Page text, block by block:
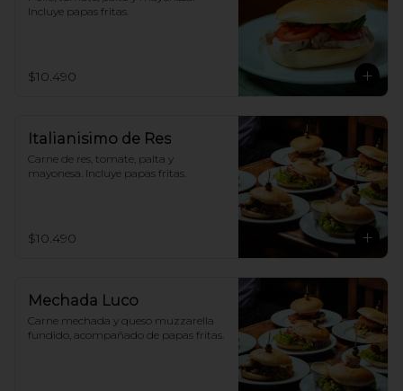
Incluye papas fritas.
$10.490
Italianisimo de Res
Carne de res, tomate, palta y
mayonesa. Incluye papas fritas.
$10.490
Mechada Luco
Carne mechada y queso muzzarella
fundido, acompañado de papas fritas.